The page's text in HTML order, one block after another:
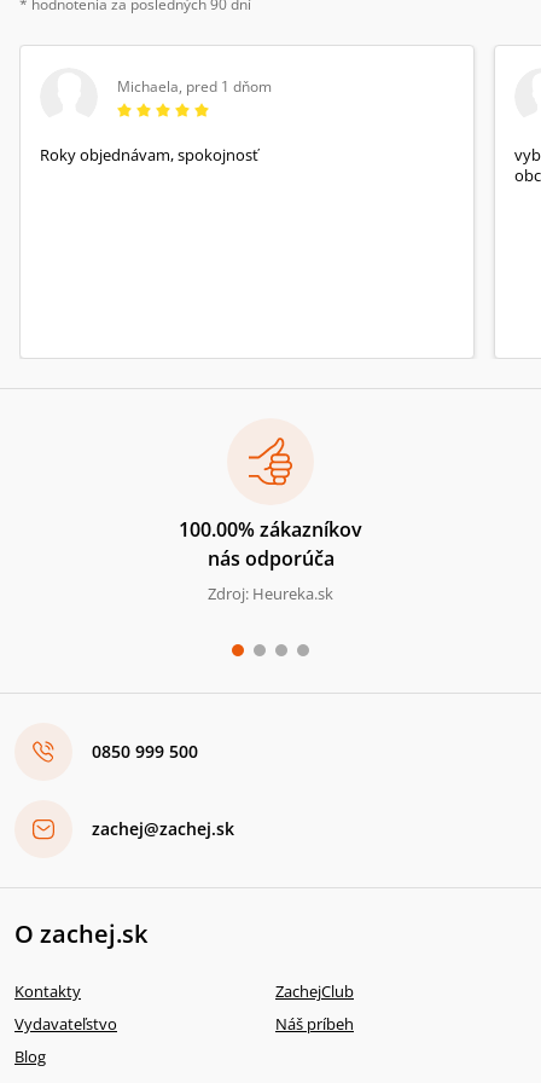
Hradílek, Valentin Gába, RSDr. Josef Mašek a
Jiří Šrámek
Michaela, pred 1 dňom
Roky objednávam, spokojnosť
100.00% zákazníkov
nás odporúča
Zdroj: Heureka.sk
0850 999 500
zachej@zachej.sk
O zachej.sk
Kontakty
ZachejClub
Vydavateľstvo
Náš príbeh
Blog